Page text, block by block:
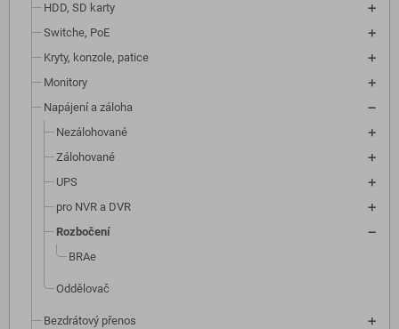
HDD, SD karty
Switche, PoE
Kryty, konzole, patice
Monitory
Napájení a záloha
Nezálohované
Zálohované
UPS
pro NVR a DVR
Rozbočení
BRAe
Oddělovač
Bezdrátový přenos